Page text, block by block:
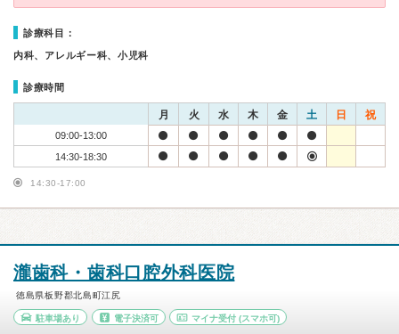
診療科目：
内科、アレルギー科、小児科
診療時間
月 火 水 木 金 土 日 祝
09:00-13:00
14:30-18:30
14:30-17:00
瀧歯科・歯科口腔外科医院
徳島県板野郡北島町江尻
駐車場あり 電子決済可 マイナ受付 (スマホ可)